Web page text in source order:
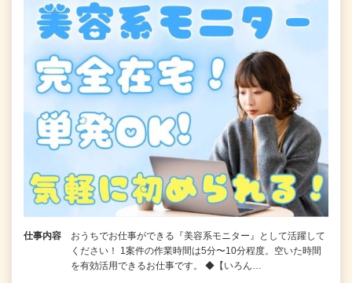
仕事内容
おうちでお仕事ができる『美容系モニター』として活躍して
ください！ 1案件の作業時間は5分〜10分程度。空いた時間
を有効活用できるお仕事です。 ◆【いろん…